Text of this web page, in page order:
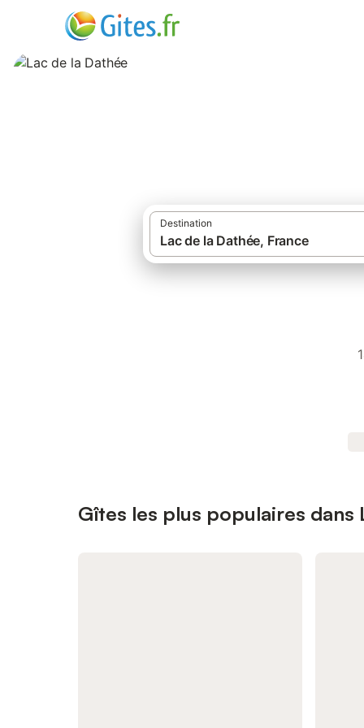
Destination
Gîtes les plus populaires dans